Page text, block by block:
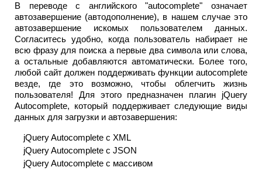
В переводе с английского "autocomplete" означает
автозавершение (автодополнение), в нашем случае это
автозавершение искомых пользователем данных.
Согласитесь удобно, когда пользователь набирает не
всю фразу для поиска а первые два символа или слова,
а остальные добавляются автоматически. Более того,
любой сайт должен поддерживать функции autocomplete
везде, где это возможно, чтобы облегчить жизнь
пользователя! Для этого предназначен плагин jQuery
Autocomplete, который поддерживает следующие виды
данных для загрузки и автозавершения:
jQuery Autocomplete с XML
jQuery Autocomplete с JSON
jQuery Autocomplete с массивом